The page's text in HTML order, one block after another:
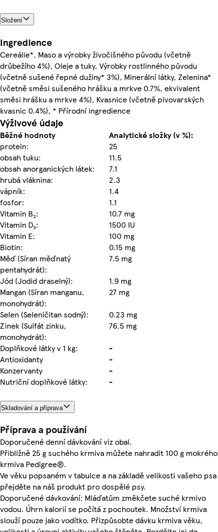
Složení
Ingredience
Cereálie*, Maso a výrobky živočišného původu (včetně
drůbežího 4%), Oleje a tuky, Výrobky rostlinného původu
(včetně sušené řepné dužiny* 3%), Minerální látky, Zelenina*
(včetně směsi sušeného hrášku a mrkve 0.7%, ekvivalent
směsi hrášku a mrkve 4%), Kvasnice (včetně pivovarských
kvasnic 0.4%), * Přírodní ingredience
Výživové údaje
Běžné hodnoty
Analytické složky (v %):
protein:
25
obsah tuku:
11.5
obsah anorganických látek:
7.1
hrubá vláknina:
2.3
vápník:
1.4
fosfor:
1.1
Vitamin B₂:
10.7 mg
Vitamin D₃:
1500 IU
Vitamin E:
100 mg
Biotin:
0.15 mg
Měď (Síran měďnatý
pentahydrát):
7.5 mg
Jód (Jodid draselný):
1.9 mg
Mangan (Síran manganu,
monohydrát):
27 mg
Selen (Seleničitan sodný):
0.23 mg
Zinek (Sulfát zinku,
monohydrát):
76.5 mg
Doplňkové látky v 1 kg:
-
Antioxidanty
-
Konzervanty
-
Nutriční doplňkové látky:
-
Skladování a příprava
Příprava a používání
Doporučené denní dávkování viz obal.
Přibližně 25 g suchého krmiva můžete nahradit 100 g mokrého
krmiva Pedigree®.
Ve věku popsaném v tabulce a na základě velikosti vašeho psa
přejděte na náš produkt pro dospělé psy.
Doporučené dávkování: Mláďatům změkčete suché krmivo
vodou. Úhrn kalorií se počítá z pochoutek. Množství krmiva
slouží pouze jako vodítko. Přizpůsobte dávku krmiva věku,